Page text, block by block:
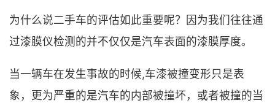
为什么说二手车的评估如此重要呢？因为我们往往通
过漆膜仪检测的并不仅仅是汽车表面的漆膜厚度。
当一辆车在发生事故的时候,车漆被撞变形只是表
象，更为严重的是汽车的内部被撞坏，或者被撞的当